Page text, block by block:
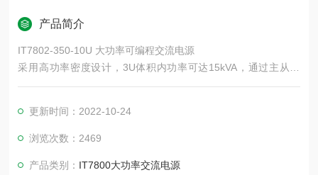
产品简介
IT7802-350-10U 大功率可编程交流电源
采用高功率密度设计，3U体积内功率可达15kVA，通过主从并
机，还可以提供高达960kVA的大容量交直流输出，为满足日益
更新时间：2022-10-24
浏览次数：2469
产品类别： IT7800大功率交流电源